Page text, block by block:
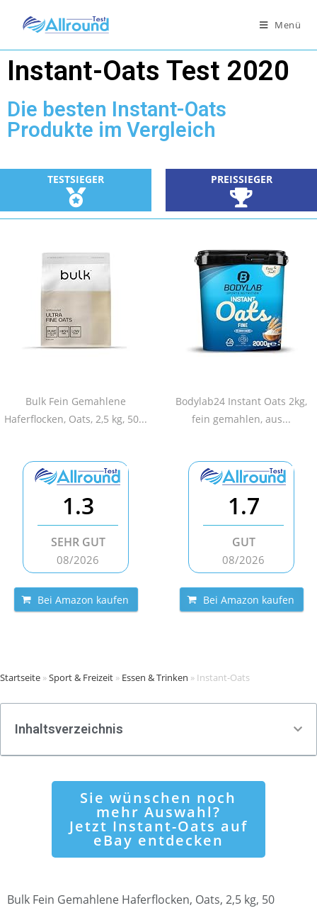
Menü
Instant-Oats Test 2020
Die besten Instant-Oats
Produkte im Vergleich
TESTSIEGER PREISSIEGER
Bulk Fein Gemahlene
Haferflocken, Oats, 2,5 kg, 50...
Bodylab24 Instant Oats 2kg,
fein gemahlen, aus...
1.3
SEHR GUT
08/2026
Bei Amazon kaufen
1.7
GUT
08/2026
Bei Amazon kaufen
Startseite »Sport & Freizeit » Essen & Trinken » Instant-Oats
Inhaltsverzeichnis
Sie wünschen noch
mehr Auswahl?
Jetzt Instant-Oats auf
eBay entdecken
Bulk Fein Gemahlene Haferflocken, Oats, 2,5 kg, 50